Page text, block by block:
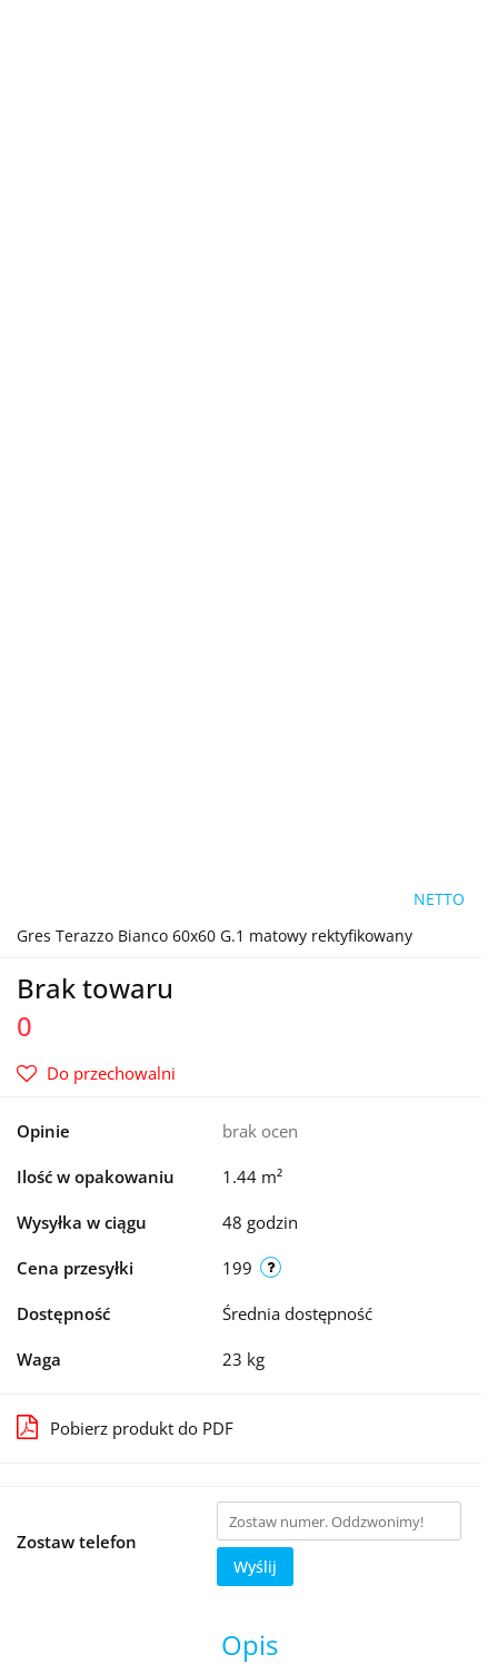
NETTO
Gres Terazzo Bianco 60x60 G.1 matowy rektyfikowany
Brak towaru
0
Do przechowalni
Opinie brak ocen
Ilość w opakowaniu 1.44 m²
Wysyłka w ciągu 48 godzin
Cena przesyłki 199
Dostępność Średnia dostępność
Waga 23 kg
Pobierz produkt do PDF
Zostaw telefon
Wyślij
Opis